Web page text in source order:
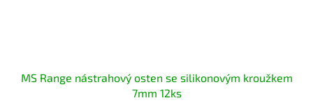
MS Range nástrahový osten se silikonovým kroužkem
7mm 12ks